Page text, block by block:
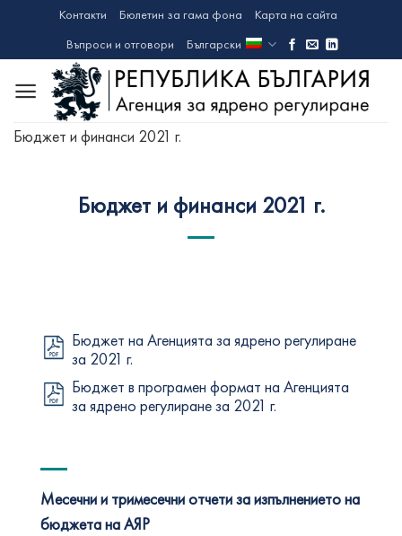
content
Контакти Бюлетин за гама фона
Карта на сайта
Въпроси и отговори
Български
Бюджет и финанси 2021 г.
Бюджет и финанси 2021 г.
Бюджет на Агенцията за ядрено регулиране
за 2021 г.
Бюджет в програмен формат на Агенцията
за ядрено регулиране за 2021 г.
Месечни и тримесечни отчети за изпълнението на
бюджета на АЯР